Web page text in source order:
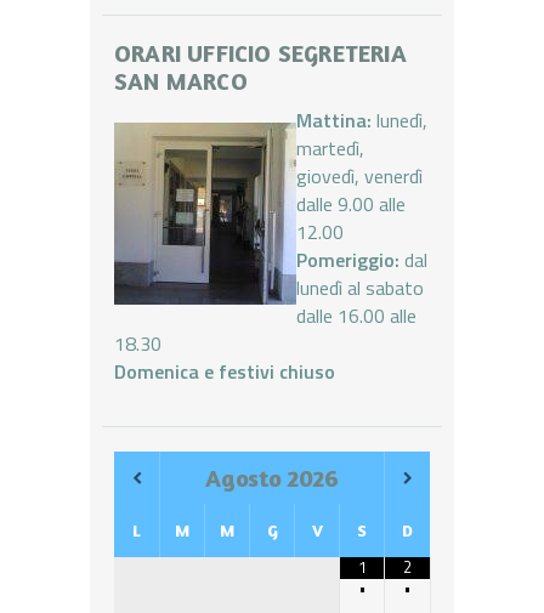
ORARI UFFICIO SEGRETERIA
SAN MARCO
Mattina: lunedì,
martedì,
giovedì, venerdì
dalle 9.00 alle
12.00
Pomeriggio: dal
lunedì al sabato
dalle 16.00 alle
18.30
Domenica e festivi chiuso
Agosto 2026
L M M G V S D
1
•
2
•